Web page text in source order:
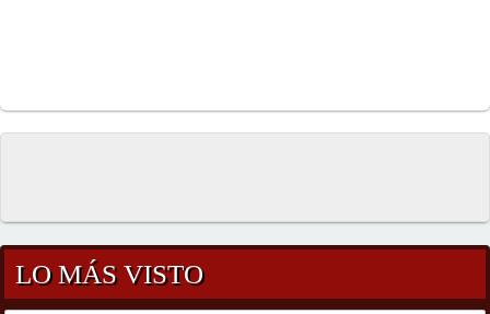
LO MÁS VISTO